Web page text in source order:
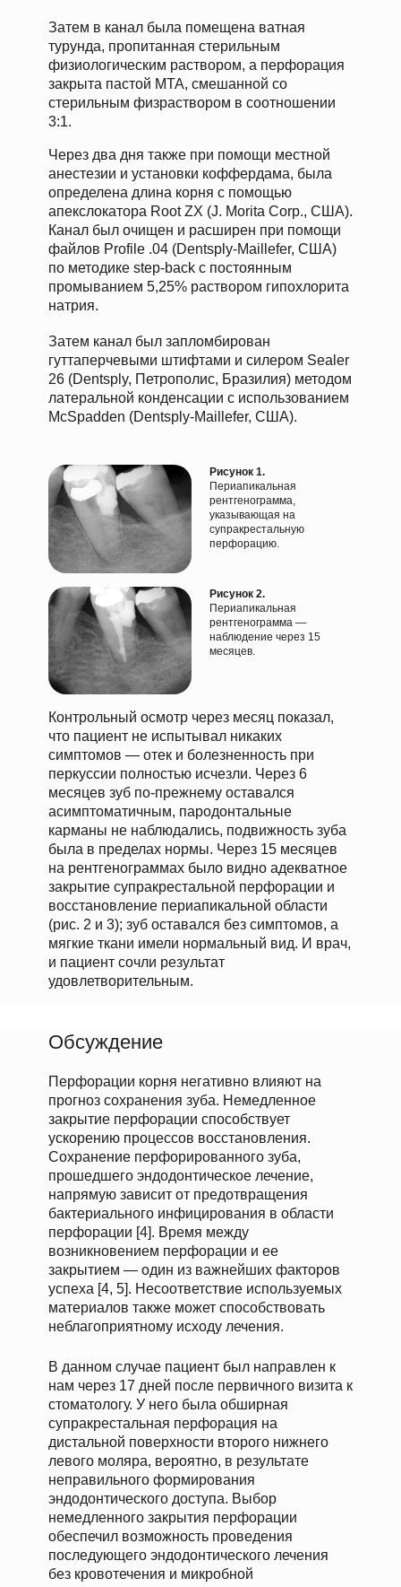
Затем в канал была помещена ватная
турунда, пропитанная стерильным
физиологическим раствором, а перфорация
закрыта пастой MTA, смешанной со
стерильным физраствором в соотношении
3:1.
Затем канал был запломбирован
гуттаперчевыми штифтами и силером Sealer
26 (Dentsply, Петрополис, Бразилия) методом
латеральной конденсации с использованием
McSpadden (Dentsply-Maillefer, США).
Через два дня также при помощи местной
анестезии и установки коффердама, была
определена длина корня с помощью
апекслокатора Root ZX (J. Morita Corp., США).
Канал был очищен и расширен при помощи
файлов Profile .04 (Dentsply-Maillefer, США)
по методике step-back с постоянным
промыванием 5,25% раствором гипохлорита
натрия.
Контрольный осмотр через месяц показал,
что пациент не испытывал никаких
симптомов — отек и болезненность при
перкуссии полностью исчезли. Через 6
месяцев зуб по-прежнему оставался
асимптоматичным, пародонтальные
карманы не наблюдались, подвижность зуба
была в пределах нормы. Через 15 месяцев
на рентгенограммах было видно адекватное
закрытие супракрестальной перфорации и
восстановление периапикальной области
(рис. 2 и 3); зуб оставался без симптомов, а
мягкие ткани имели нормальный вид. И врач,
и пациент сочли результат
удовлетворительным.
Рисунок 1.
Периапикальная
рентгенограмма,
указывающая на
супракрестальную
перфорацию.
Рисунок 2.
Периапикальная
рентгенограмма —
наблюдение через 15
месяцев.
Обсуждение
Перфорации корня негативно влияют на
прогноз сохранения зуба. Немедленное
закрытие перфорации способствует
ускорению процессов восстановления.
Сохранение перфорированного зуба,
прошедшего эндодонтическое лечение,
напрямую зависит от предотвращения
бактериального инфицирования в области
перфорации [4]. Время между
возникновением перфорации и ее
закрытием — один из важнейших факторов
успеха [4, 5]. Несоответствие используемых
материалов также может способствовать
неблагоприятному исходу лечения.
В данном случае пациент был направлен к
нам через 17 дней после первичного визита к
стоматологу. У него была обширная
супракрестальная перфорация на
дистальной поверхности второго нижнего
левого моляра, вероятно, в результате
неправильного формирования
эндодонтического доступа. Выбор
немедленного закрытия перфорации
обеспечил возможность проведения
последующего эндодонтического лечения
без кровотечения и микробной